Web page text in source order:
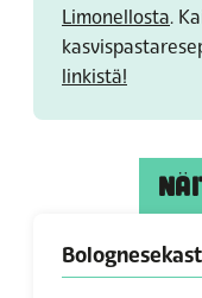
Limonellosta.
linkistä!